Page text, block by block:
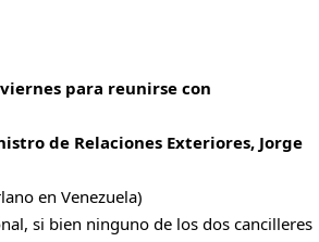
para reunirse con
de Relaciones Exteriores, Jorge
en Venezuela)
si bien ninguno de los dos cancilleres